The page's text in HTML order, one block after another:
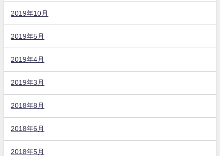
2019年10月
2019年5月
2019年4月
2019年3月
2018年8月
2018年6月
2018年5月